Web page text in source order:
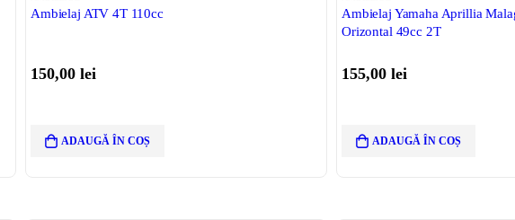
Ambielaj ATV 4T 110cc
150,00 lei
ADAUGĂ ÎN COȘ
Ambielaj Yamaha Aprillia
Orizontal 49cc 2T
155,00 lei
ADAUGĂ ÎN COȘ